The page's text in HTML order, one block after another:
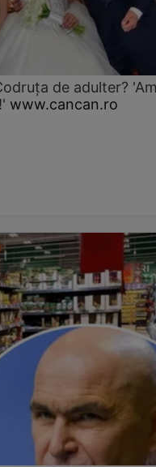
de adulter?
www.cancan.ro